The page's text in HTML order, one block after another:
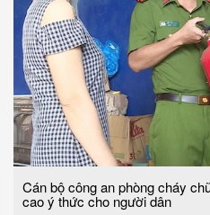
Cán bộ công an phòng cháy
cao ý thức cho người dân